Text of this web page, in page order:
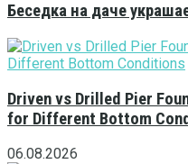
Беседка на даче
Driven vs Drilled Pier
for Different Bottom
06.08.2026